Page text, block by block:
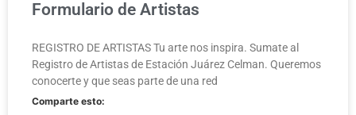
Formulario de Artistas
REGISTRO DE ARTISTAS Tu arte nos inspira. Sumate al
Registro de Artistas de Estación Juárez Celman. Queremos
conocerte y que seas parte de una red
Comparte esto: